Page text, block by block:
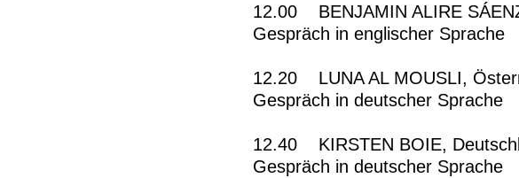
12.00 BENJAMIN ALIRE
Gespräch in englischer Sprache
12.20 LUNA AL MOUSLI,
Gespräch in deutscher Sprache
12.40 KIRSTEN BOIE,
Gespräch in deutscher Sprache